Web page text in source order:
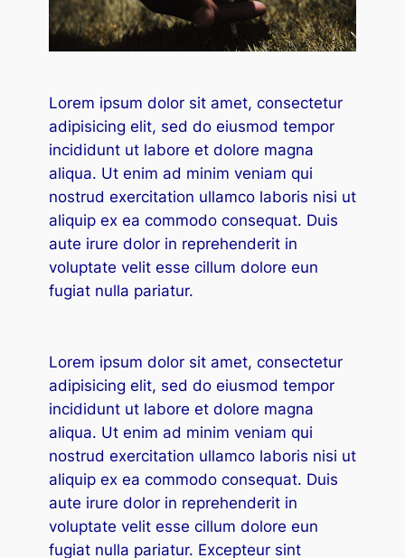
panel
panel
panel
panel
panel
panel
panel
panel
panel
panel
panel
Lorem ipsum dolor sit amet, consectetur
adipisicing elit, sed do eiusmod tempor
incididunt ut labore et dolore magna
aliqua. Ut enim ad minim veniam qui
nostrud exercitation ullamco laboris nisi ut
aliquip ex ea commodo consequat. Duis
aute irure dolor in reprehenderit in
voluptate velit esse cillum dolore eun
fugiat nulla pariatur.
Lorem ipsum dolor sit amet, consectetur
adipisicing elit, sed do eiusmod tempor
incididunt ut labore et dolore magna
aliqua. Ut enim ad minim veniam qui
nostrud exercitation ullamco laboris nisi ut
aliquip ex ea commodo consequat. Duis
aute irure dolor in reprehenderit in
voluptate velit esse cillum dolore eun
fugiat nulla pariatur. Excepteur sint